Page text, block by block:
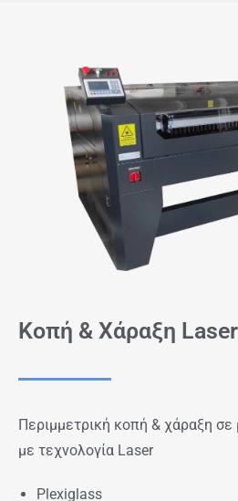
Κοπή & Χάραξη Laser
Περιμμετρική κοπή & χάραξη
με τεχνολογία Laser
Plexiglass